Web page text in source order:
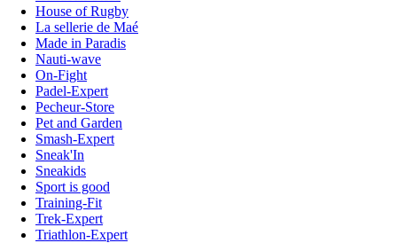
House of Rugby
La sellerie de Maé
Made in Paradis
Nauti-wave
On-Fight
Padel-Expert
Pecheur-Store
Pet and Garden
Smash-Expert
Sneak'In
Sneakids
Sport is good
Training-Fit
Trek-Expert
Triathlon-Expert